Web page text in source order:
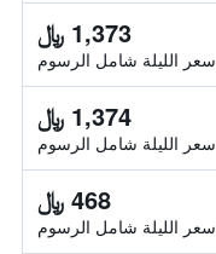
1,373 ﷼
سعر الليلة شامل الرسوم
1,374 ﷼
سعر الليلة شامل الرسوم
468 ﷼
سعر الليلة شامل الرسوم